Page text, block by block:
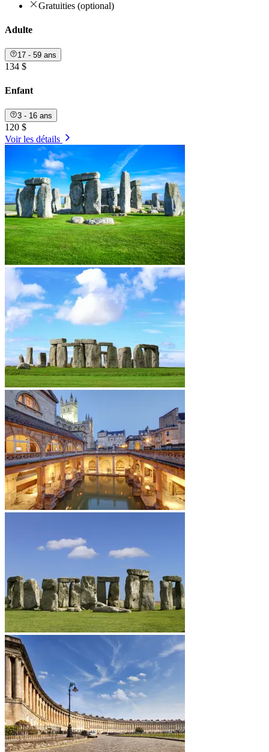
Gratuities (optional)
Adulte
17 - 59 ans
134 $
Enfant
3 - 16 ans
120 $
Voir les détails